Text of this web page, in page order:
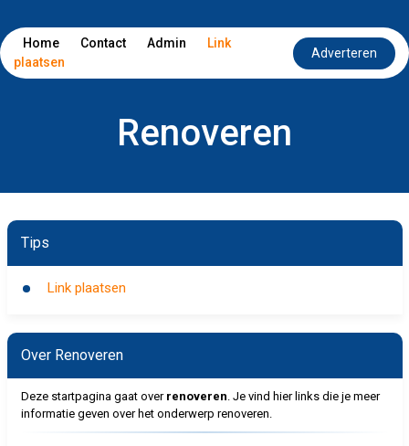
Home Contact Admin
Link
plaatsen
Adverteren
Renoveren
Tips
Link plaatsen
Over Renoveren
Deze startpagina gaat over renoveren. Je vind hier links die je meer
informatie geven over het onderwerp renoveren.